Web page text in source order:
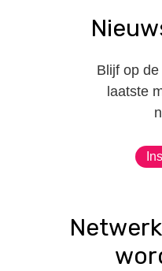
Blijf op
laatste